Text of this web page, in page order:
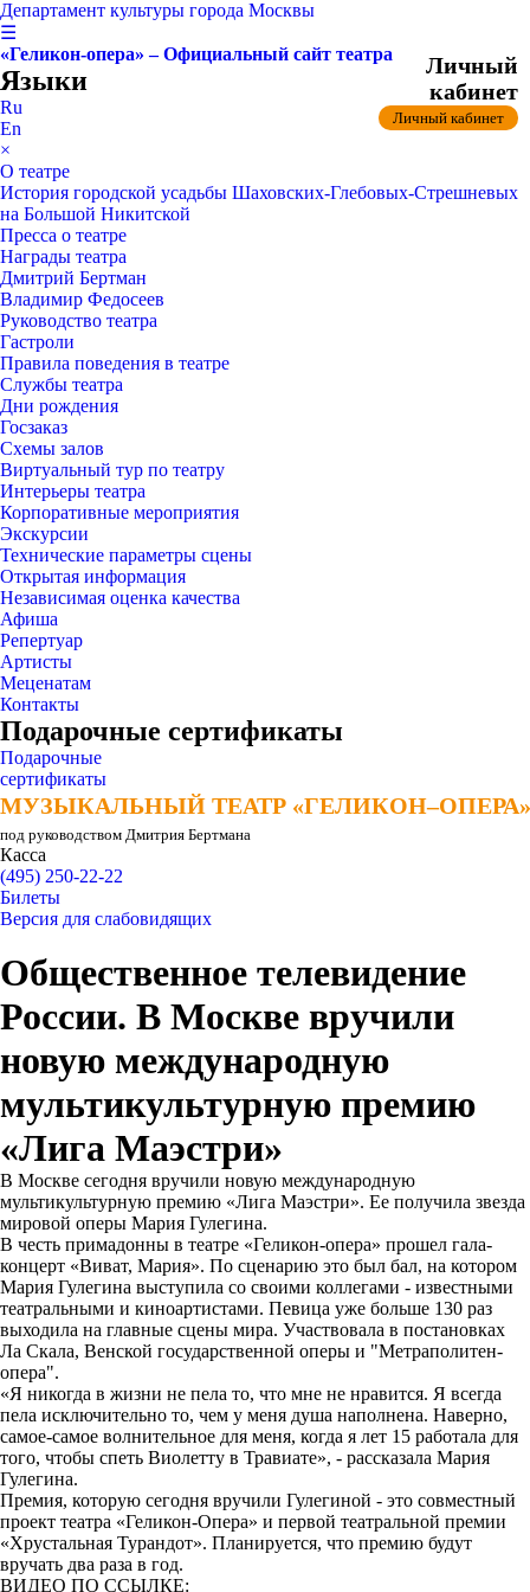
Департамент культуры города Москвы
☰
«Геликон-опера» – Официальный сайт театра
Языки
Ru
En
×
О театре
История городской усадьбы Шаховских-Глебовых-Стрешневых
на Большой Никитской
Пресса о театре
Награды театра
Дмитрий Бертман
Владимир Федосеев
Руководство театра
Гастроли
Правила поведения в театре
Службы театра
Дни рождения
Госзаказ
Схемы залов
Виртуальный тур по театру
Интерьеры театра
Корпоративные мероприятия
Экскурсии
Технические параметры сцены
Открытая информация
Независимая оценка качества
Афиша
Репертуар
Артисты
Меценатам
Контакты
Подарочные сертификаты
Подарочные
сертификаты
МУЗЫКАЛЬНЫЙ ТЕАТР «ГЕЛИКОН–ОПЕРА»
МУЗЫКАЛЬНЫЙ ТЕАТР «ГЕЛИКОН–ОПЕРА»
под руководством Дмитрия Бертмана
Касса
(495) 250-22-22
Личный
кабинет
Личный кабинет
Билеты
Версия для слабовидящих
Общественное телевидение
России. В Москве вручили
новую международную
мультикультурную премию
«Лига Маэстри»
В Москве сегодня вручили новую международную
мультикультурную премию «Лига Маэстри». Ее получила звезда
мировой оперы Мария Гулегина.
В честь примадонны в театре «Геликон-опера» прошел гала-
концерт «Виват, Мария». По сценарию это был бал, на котором
Мария Гулегина выступила со своими коллегами - известными
театральными и киноартистами. Певица уже больше 130 раз
выходила на главные сцены мира. Участвовала в постановках
Ла Скала, Венской государственной оперы и "Метраполитен-
опера".
«Я никогда в жизни не пела то, что мне не нравится. Я всегда
пела исключительно то, чем у меня душа наполнена. Наверно,
самое-самое волнительное для меня, когда я лет 15 работала для
того, чтобы спеть Виолетту в Травиате», - рассказала Мария
Гулегина.
Премия, которую сегодня вручили Гулегиной - это совместный
проект театра «Геликон-Опера» и первой театральной премии
«Хрустальная Турандот». Планируется, что премию будут
вручать два раза в год.
ВИДЕО ПО ССЫЛКЕ: